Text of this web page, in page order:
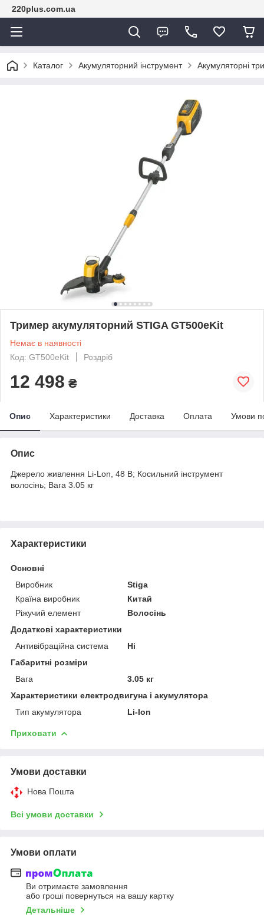
220plus.com.ua
Каталог Акумуляторний інструмент Акумуляторні
Тример акумуляторний STIGA GT500eKit
Немає в наявності
Код: GT500eKit
Роздріб
12 498 ₴
Опис Характеристики Доставка Оплата Умови
Опис
Джерело живлення Li-Lon, 48 В; Косильний інструмент
волосінь; Вага 3.05 кг
Характеристики
Основні
Виробник
Stiga
Країна виробник
Китай
Ріжучий елемент
Волосінь
Додаткові характеристики
Антивібраційна система
Ні
Габаритні розміри
Вага
3.05 кг
Характеристики електродвигуна і акумулятора
Тип акумулятора
Li-Ion
Приховати
Умови доставки
Нова Пошта
Всі умови доставки
Умови оплати
Ви отримаєте замовлення
або гроші повернуться на вашу картку
Детальніше